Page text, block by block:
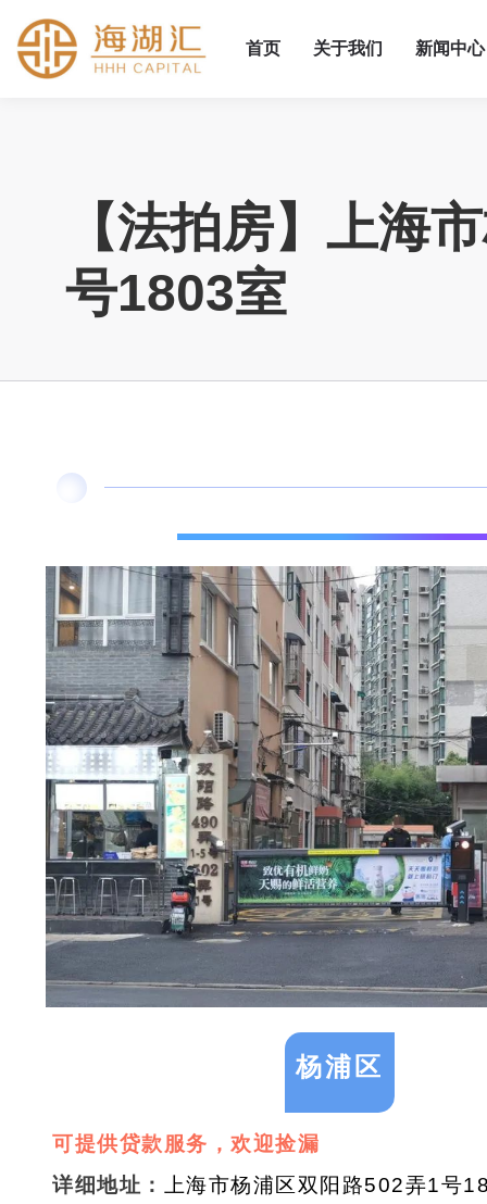
首页 关于我们 新闻中心
【法拍房】上海
号1803室
杨浦区
可提供贷款服务，欢迎捡漏
详细地址：
上海市杨浦区双阳路502弄1号